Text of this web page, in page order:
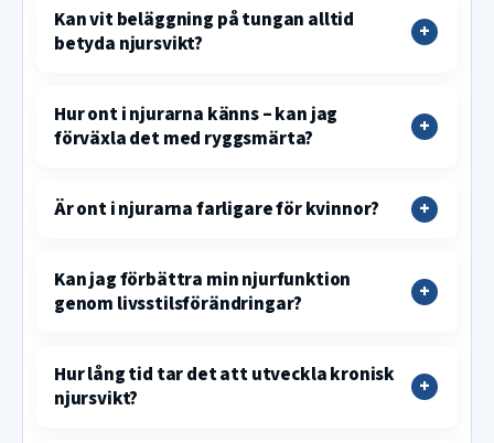
Kan vit beläggning på tungan alltid
betyda njursvikt?
Hur ont i njurarna känns – kan jag
förväxla det med ryggsmärta?
Är ont i njurarna farligare för kvinnor?
Kan jag förbättra min njurfunktion
genom livsstilsförändringar?
Hur lång tid tar det att utveckla kronisk
njursvikt?